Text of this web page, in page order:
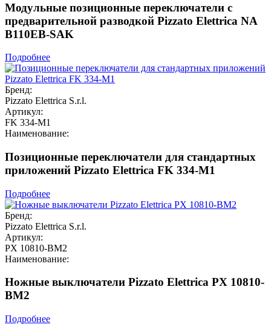
Модульные позиционные переключатели с
предварительной разводкой Pizzato Elettrica NA
B110EB-SAK
Подробнее
Бренд:
Pizzato Elettrica S.r.l.
Артикул:
FK 334-M1
Наименование:
Позиционные переключатели для стандартных
приложений Pizzato Elettrica FK 334-M1
Подробнее
Бренд:
Pizzato Elettrica S.r.l.
Артикул:
PX 10810-BM2
Наименование:
Ножные выключатели Pizzato Elettrica PX 10810-
BM2
Подробнее